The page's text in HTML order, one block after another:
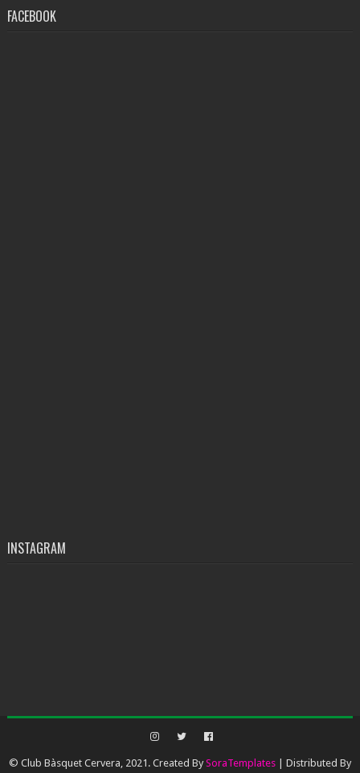
FACEBOOK
INSTAGRAM
© Club Bàsquet Cervera, 2021. Created By SoraTemplates| Distributed By